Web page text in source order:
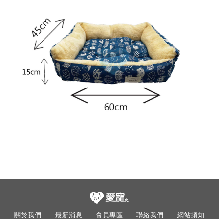
關於我們 最新消息 會員專區 聯絡我們 網站須知